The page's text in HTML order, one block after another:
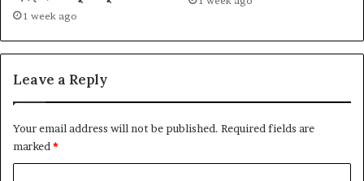
1 week ago
Leave a Reply
Your email address will not be published. Required fields are
marked *